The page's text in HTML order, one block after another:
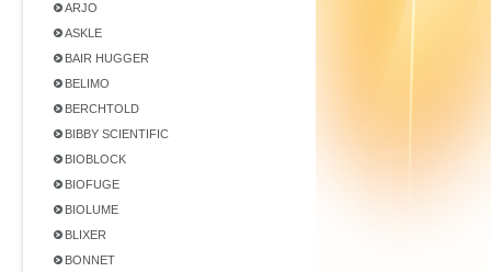
ARJO
ASKLE
BAIR HUGGER
BELIMO
BERCHTOLD
BIBBY SCIENTIFIC
BIOBLOCK
BIOFUGE
BIOLUME
BLIXER
BONNET